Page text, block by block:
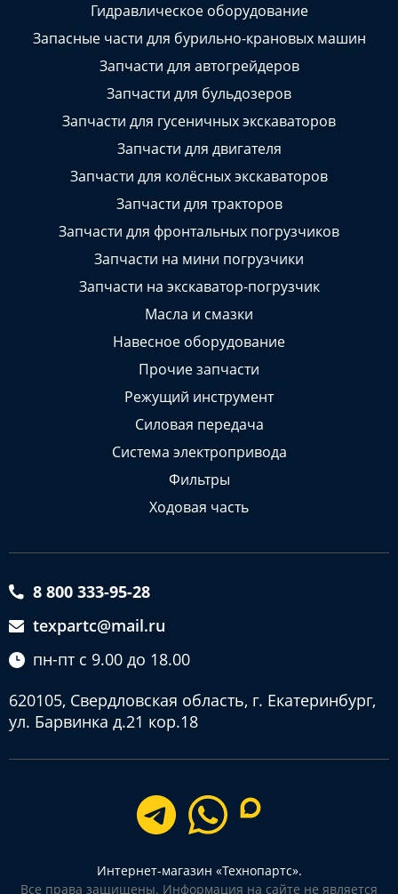
Гидравлическое оборудование
Запасные части для бурильно-крановых машин
Запчасти для автогрейдеров
Запчасти для бульдозеров
Запчасти для гусеничных экскаваторов
Запчасти для двигателя
Запчасти для колёсных экскаваторов
Запчасти для тракторов
Запчасти для фронтальных погрузчиков
Запчасти на мини погрузчики
Запчасти на экскаватор-погрузчик
Масла и смазки
Навесное оборудование
Прочие запчасти
Режущий инструмент
Силовая передача
Система электропривода
Фильтры
Ходовая часть
8 800 333-95-28
texpartc@mail.ru
пн-пт с 9.00 до 18.00
620105, Свердловская область, г. Екатеринбург,
ул. Барвинка д.21 кор.18
Интернет-магазин «Технопартс».
Все права защищены. Информация на сайте не является